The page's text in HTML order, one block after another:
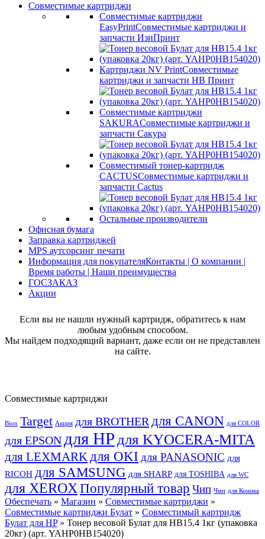
Совместимые картриджи
Совместимые картриджи
EasyPrintСовместимые картриджи и
запчасти ИзиПринт
Картриджи NV PrintСовместимые
картриджи и запчасти НВ Принт
Совместимые картриджи
SAKURAСовместимые картриджи и
запчасти Сакура
Совместимый тонер-картридж
CACTUSСовместимые картриджи и
запчасти Cactus
Остальные производители
Офисная бумага
Заправка картриджей
MPS аутсорсинг печати
Информация для покупателяКонтакты | О компании |
Время работы | Наши преимущества
ГОСЗАКАЗ
Акции
Если вы не нашли нужный картридж, обратитесь к нам
любым удобным способом.
Мы найдем подходящий вариант, даже если он не представлен
на сайте.
Совместимые картриджи
Bion Target Акция для BROTHER для CANON для COLOR
для EPSON для HP для KYOCERA-MITA
для LEXMARK для OKI для PANASONIC для
RICOH для SAMSUNG для SHARP для TOSHIBA для WC
для XEROX Популярный товар Чип Чмп для Коника
Обеспечать » Магазин » Совместимые картриджи »
Совместимые картриджи Булат » Совместимый картридж
Булат для HP» Тонер весовой Булат для HB15.4 1кг (упаковка
20кг) (арт. YAHP0HB154020)